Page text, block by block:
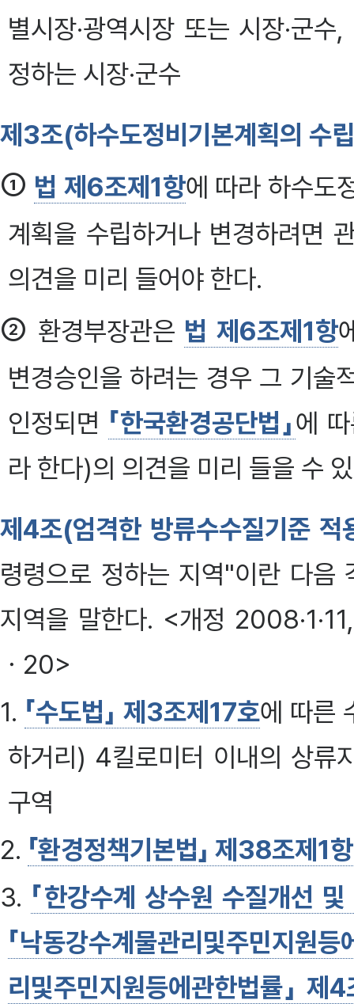
별시장·광역시장 또는 시장·군
정하는 시장·군수
제3조(하수도정비기본계획의 수
① 법 제6조제1항에 따라 하수도
계획을 수립하거나 변경하려면
의견을 미리 들어야 한다.
② 환경부장관은 법 제6조제1항
변경승인을 하려는 경우 그 기술
인정되면 「한국환경공단법」에
라 한다)의 의견을 미리 들을 수
제4조(엄격한 방류수수질기준 적
령령으로 정하는 지역"이란 다음
지역을 말한다. <개정
ㆍ20>
1. 「수도법」 제3조제17호에 따른
하거리) 4킬로미터 이내의 상류
구역
2. 「환경정책기본법」 제38조제1항
3. 「한강수계 상수원 수질개선
「낙동강수계물관리및주민지원
리및주민지원등에관한법률」 제